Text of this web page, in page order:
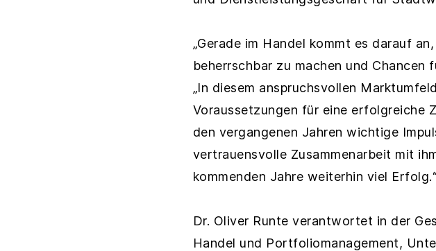
„Gerade im Handel kommt es darauf
beherrschbar zu machen und Chancen
„In diesem anspruchsvollen
Voraussetzungen für eine erfolgreiche
den vergangenen Jahren wichtige
vertrauensvolle Zusammenarbeit mit
kommenden Jahre weiterhin viel
Dr. Oliver Runte verantwortet in der
Handel und Portfoliomanagement,